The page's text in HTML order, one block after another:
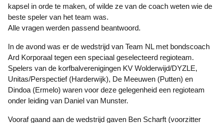
kapsel in orde te maken, of wilde ze van de coach weten wie de
beste speler van het team was.
Alle vragen werden passend beantwoord.
In de avond was er de wedstrijd van Team NL met bondscoach
Ard Korporaal tegen een speciaal geselecteerd regioteam.
Spelers van de korfbalverenigingen KV Wolderwijd/DYZLE,
Unitas/Perspectief (Harderwijk), De Meeuwen (Putten) en
Dindoa (Ermelo) waren voor deze gelegenheid een regioteam
onder leiding van Daniel van Munster.
Vooraf gaand aan de wedstrijd gaven Ben Scharft (voorzitter